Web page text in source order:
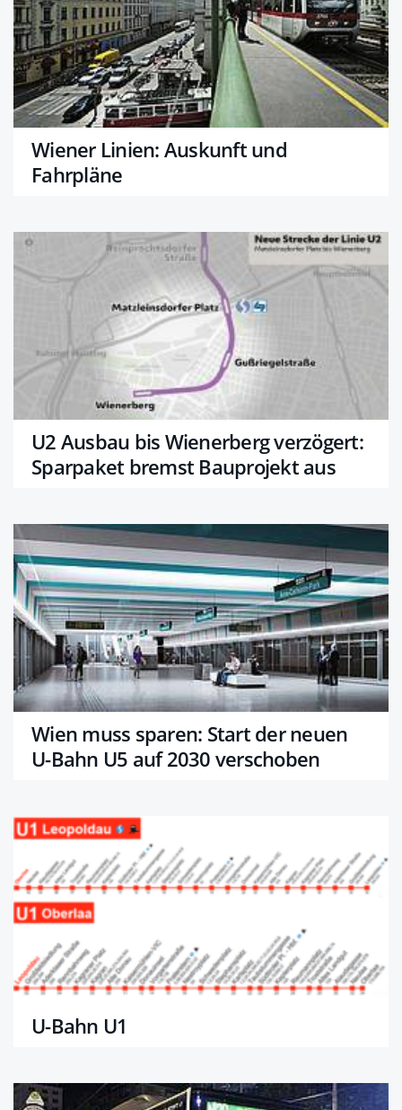
Wiener Linien: Auskunft und
Fahrpläne
U2 Ausbau bis Wienerberg verzögert:
Sparpaket bremst Bauprojekt aus
Wien muss sparen: Start der neuen
U-Bahn U5 auf 2030 verschoben
U-Bahn U1